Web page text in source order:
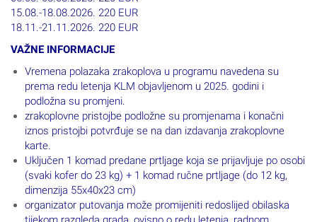
15.08.-18.08.2026. 220 EUR
18.11.-21.11.2026. 220 EUR
VAŽNE INFORMACIJE
Vremena polazaka zrakoplova u programu navedena su
prema redu letenja KLM objavljenom u 2025. godini i
podložna su promjeni.
zrakoplovne pristojbe podložne su promjenama i konačni
iznos pristojbi potvrđuje se na dan izdavanja zrakoplovne
karte.
Uključen 1 komad predane prtljage koja se prijavljuje po osobi
(svaki kofer do 23 kg) + 1 komad ručne prtljage (do 12 kg,
dimenzija 55x40x23 cm)
organizator putovanja može promijeniti redoslijed obilaska
tijekom razgleda grada, ovisno o redu letenja, radnom